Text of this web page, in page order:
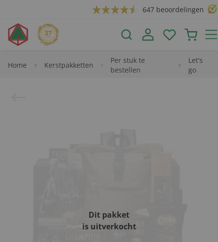
647 beoordelingen
Home Kerstpakketten
Per stuk te
bestellen
Let's
go
Dit pakket
is uitverkocht